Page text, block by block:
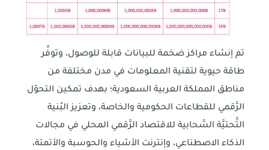
تم إنشاء مراكز ضخمة للبيانات قابلة للوصول، وتوفِّر
طاقة حيوية لتقنية المعلومات في مدن مختلفة من
مناطق المملكة العربية السعودية؛ بهدف تمكين التحوّل
الرَّقمي للقطاعات الحكومية والخاصة، وتعزيز البُنية
التَّحتيَّة السَّحابية للاقتصاد الرَّقمي المحلي في مجالات
الذكاء الاصطناعي، وإنترنت الأشياء والحوسبة والأتمتة،